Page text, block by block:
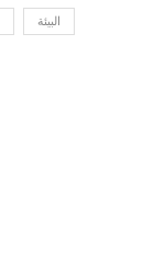
البيئة